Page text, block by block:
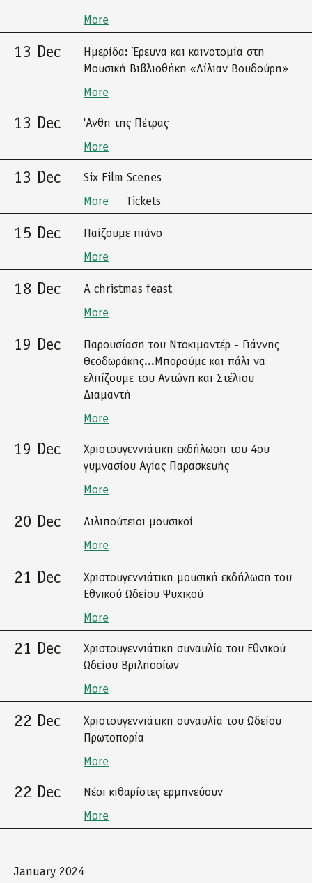
More
13 Dec
Ημερίδα: Έρευνα και καινοτομία στη
Μουσική Βιβλιοθήκη «Λίλιαν Βουδούρη»
More
13 Dec
'Ανθη της Πέτρας
More
13 Dec
Six Film Scenes
More
Tickets
15 Dec
Παίζουμε πιάνο
More
18 Dec
A christmas feast
More
19 Dec
Παρουσίαση του Ντοκιμαντέρ - Γιάννης
Θεοδωράκης...Μπορούμε και πάλι να
ελπίζουμε του Αντώνη και Στέλιου
Διαμαντή
More
19 Dec
Χριστουγεννιάτικη εκδήλωση του 4ου
γυμνασίου Αγίας Παρασκευής
More
20 Dec
Λιλιπούτειοι μουσικοί
More
21 Dec
Χριστουγεννιάτικη μουσική εκδήλωση του
Εθνικού Ωδείου Ψυχικού
More
21 Dec
Χριστουγεννιάτικη συναυλία του Εθνικού
Ωδείου Βριλησσίων
More
22 Dec
Χριστουγεννιάτικη συναυλία του Ωδείου
Πρωτοπορία
More
22 Dec
Νέοι κιθαρίστες ερμηνεύουν
More
January 2024